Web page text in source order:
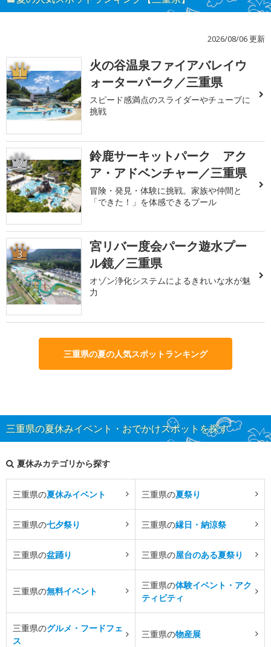
2026/08/06 更新
1
火の谷温泉ファイアバレイウ
ォーターパーク／三重県
スピード感満点のスライダーやチューブに
挑戦
2
鈴鹿サーキットパーク アク
ア・アドベンチャー／三重県
冒険・発見・体験に挑戦。家族や仲間と
「できた！」を体感できるプール
3
宮リバー度会パーク遊水プー
ル鏡／三重県
オゾン浄化システムによるきれいな水が魅
力
三重県の夏の人気スポットランキング
三重県の夏休みイベント・おでかけスポットを探す
夏休みカテゴリから探す
三重県の夏休みイベント 三重県の夏祭り
三重県の七夕祭り 三重県の縁日・納涼祭
三重県の盆踊り 三重県の屋台のある夏祭り
三重県の無料イベント
三重県の体験イベント・アク
ティビティ
三重県のグルメ・フードフェ
ス
三重県の物産展